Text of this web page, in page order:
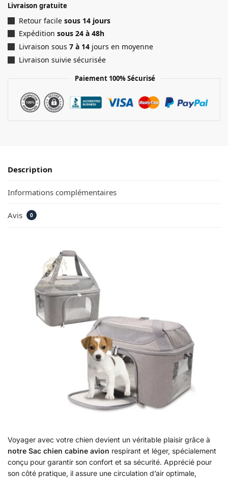
Livraison gratuite
Retour facile sous 14 jours
Expédition sous 24 à 48h
Livraison sous 7 à 14 jours en moyenne
Livraison suivie sécurisée
Paiement 100% Sécurisé
Description
Informations complémentaires
Avis 0
Voyager avec votre chien devient un véritable plaisir grâce à
notre Sac chien cabine avion respirant et léger, spécialement
conçu pour garantir son confort et sa sécurité. Apprécié pour
son côté pratique, il assure une circulation d’air optimale,